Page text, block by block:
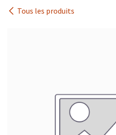
Tous les produits